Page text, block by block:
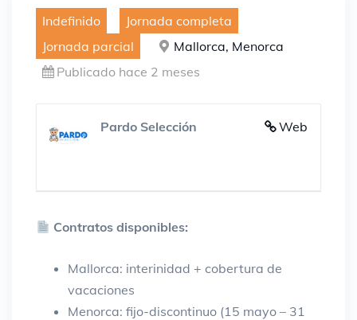
Indefinido
Jornada completa
Jornada parcial
Mallorca, Menorca
Publicado hace 2 meses
Web
Pardo Selección
Contratos disponibles:
Mallorca: interinidad + cobertura de
vacaciones
Menorca: fijo-discontinuo (15 mayo – 31